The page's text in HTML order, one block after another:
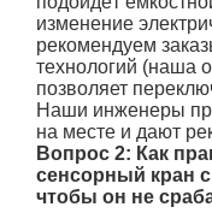
изменение
рекомендуем
технологий (наша
позволяет
Наши инженеры
на месте и дают
Вопрос 2: Как
сенсорный кран
чтобы он не